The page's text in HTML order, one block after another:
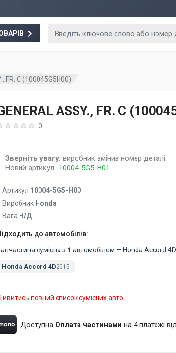
FR. C (100045G5H00)
ASSY., FR. C
0
Зверніть увагу: виробник змінив номер деталі.
Новий артикул: 10004-5G5-H01
Артикул 10004-5G5-H00
Виробник Honda
Вага Н/Д
до автомобілів:
сумісна з 1 автомобілем — Honda Accord 4D
Honda Accord 4D2015
повний список сумісних авто
Доступна Оплата частинами на 4 платежі від